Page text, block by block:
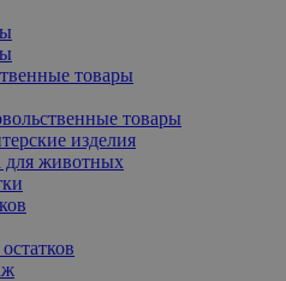
товары
товары
изделия
для животных